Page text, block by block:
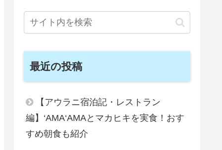
最近の投稿
【アウラニ宿泊記・レストラン
編】‘AMA‘AMAとマカヒキを実食！おす
すめ朝食も紹介